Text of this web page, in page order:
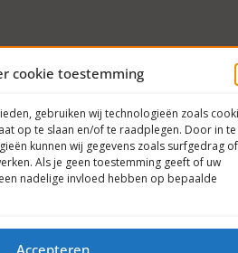
cookie toestemming
gebruiken wij technologieën zoals
op te slaan en/of te raadplegen. Door in te
kunnen wij gegevens zoals surfgedrag of
Als je geen toestemming geeft of uw
nadelige invloed hebben op bepaalde
Accepteren